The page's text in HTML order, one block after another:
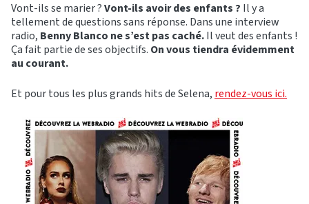
Vont-ils se marier ?Vont-ils avoir des enfants ? Il y a
tellement de questions sans réponse. Dans une interview
radio, Benny Blanco ne s’est pas caché.Il veut des enfants !
Ça fait partie de ses objectifs. On vous tiendra évidemment
au courant.
Et pour tous les plus grands hits de Selena, rendez-vous ici.